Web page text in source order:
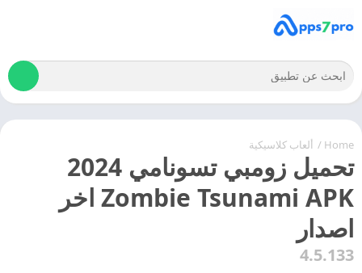
Home
/ ألعاب كلاسيكية
تحميل زومبي تسونامي 2024
Zombie Tsunami APK اخر
اصدار
4.5.133